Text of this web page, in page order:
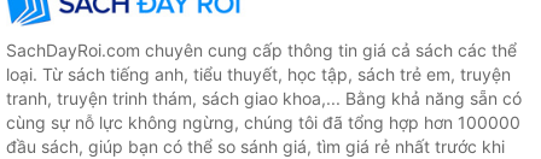
SachDayRoi.com chuyên cung cấp thông tin giá cả sách các thể
loại. Từ sách tiếng anh, tiểu thuyết, học tập, sách trẻ em, truyện
tranh, truyện trinh thám, sách giao khoa,... Bằng khả năng sẵn có
cùng sự nỗ lực không ngừng, chúng tôi đã tổng hợp hơn 100000
đầu sách, giúp bạn có thể so sánh giá, tìm giá rẻ nhất trước khi